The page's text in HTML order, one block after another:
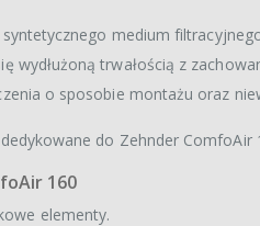
medium
wydłużoną trwałością z
o sposobie montażu oraz
do Zehnder ComfoAir
160
elementy.